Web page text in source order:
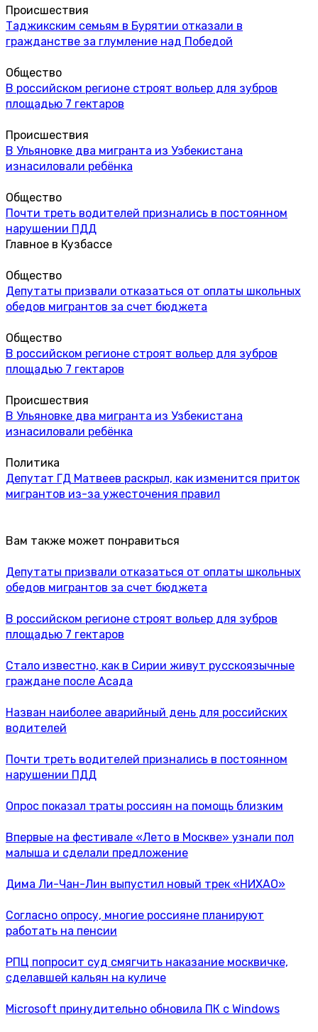
Происшествия
Таджикским семьям в Бурятии отказали в
гражданстве за глумление над Победой
Общество
В российском регионе строят вольер для зубров
площадью 7 гектаров
Происшествия
В Ульяновке два мигранта из Узбекистана
изнасиловали ребёнка
Общество
Почти треть водителей признались в постоянном
нарушении ПДД
Главное в Кузбассе
Общество
Депутаты призвали отказаться от оплаты школьных
обедов мигрантов за счет бюджета
Общество
В российском регионе строят вольер для зубров
площадью 7 гектаров
Происшествия
В Ульяновке два мигранта из Узбекистана
изнасиловали ребёнка
Политика
Депутат ГД Матвеев раскрыл, как изменится приток
мигрантов из-за ужесточения правил
Вам также может понравиться
Депутаты призвали отказаться от оплаты школьных
обедов мигрантов за счет бюджета
В российском регионе строят вольер для зубров
площадью 7 гектаров
Стало известно, как в Сирии живут русскоязычные
граждане после Асада
Назван наиболее аварийный день для российских
водителей
Почти треть водителей признались в постоянном
нарушении ПДД
Опрос показал траты россиян на помощь близким
Впервые на фестивале «Лето в Москве» узнали пол
малыша и сделали предложение
Дима Ли-Чан-Лин выпустил новый трек «НИХАО»
Согласно опросу, многие россияне планируют
работать на пенсии
РПЦ попросит суд смягчить наказание москвичке,
сделавшей кальян на куличе
Microsoft принудительно обновила ПК с Windows